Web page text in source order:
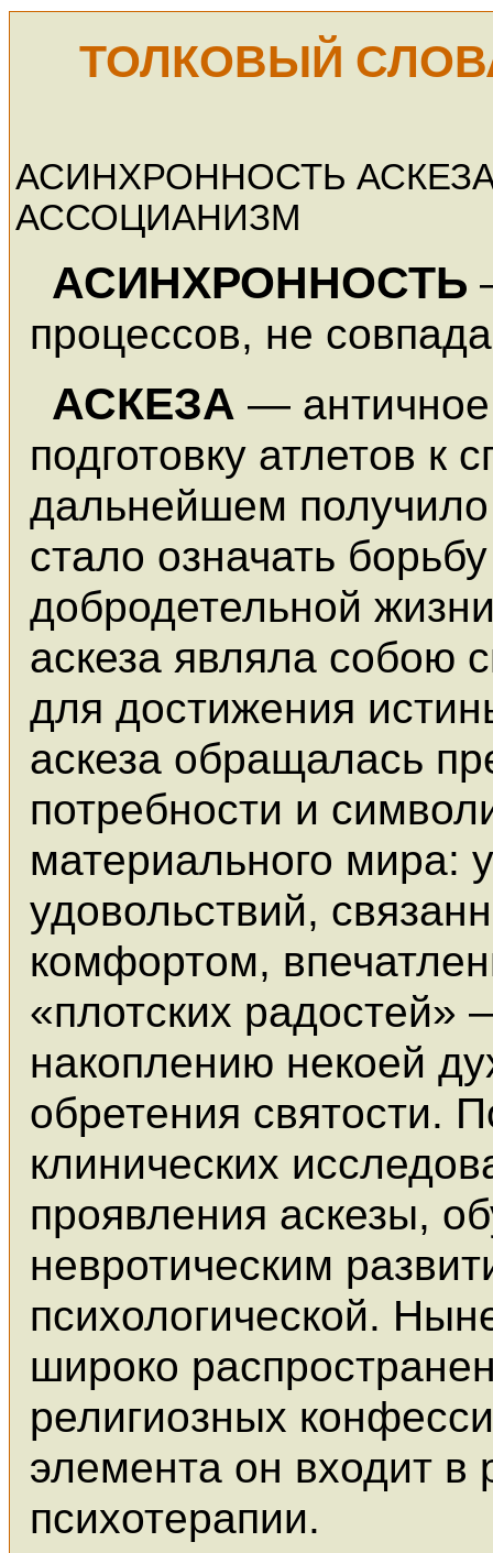
ТОЛКОВЫЙ
АСИНХРОННОСТЬ
АССОЦИАНИЗМ
АСИНХРОННОСТЬ
процессов, не
АСКЕЗА—
подготовку атлетов к
дальнейшем
стало означать
добродетельной
аскеза являла собою
для достижения
аскеза обращалась
потребности и
материального мира:
удовольствий,
комфортом,
«плотских
накоплению некоей
обретения святости.
клинических
проявления аскезы,
невротическим
психологической.
широко
религиозных
элемента он входит
психотерапии.